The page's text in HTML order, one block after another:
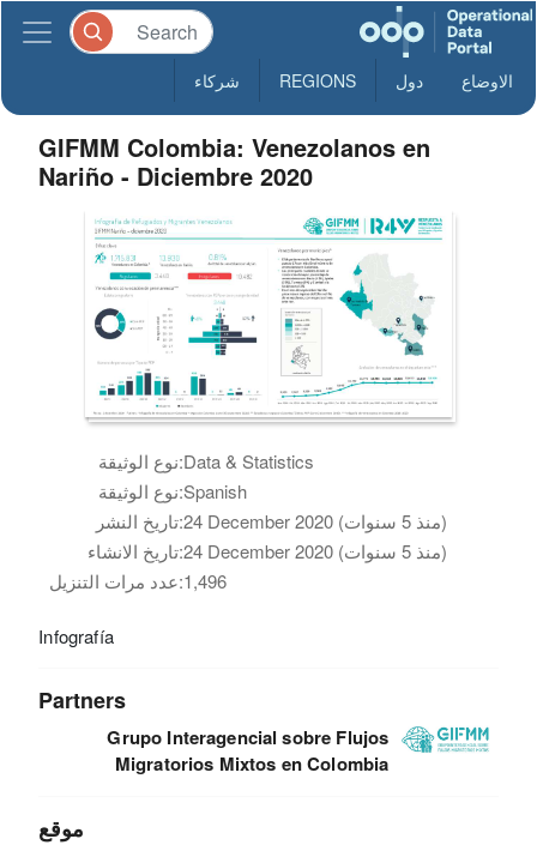
الاوضاع دول REGIONS شركاء
GIFMM Colombia: Venezolanos en
Nariño - Diciembre 2020
نوع الوثيقة:Data & Statistics
نوع الوثيقة:Spanish
تاريخ النشر:
24 December 2020 (منذ 5 سنوات)
تاريخ الانشاء:
24 December 2020 (منذ 5 سنوات)
عدد مرات التنزيل:1,496
Infografía
Partners
Grupo Interagencial sobre Flujos
Migratorios Mixtos en Colombia
موقع